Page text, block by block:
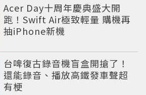
Acer Day十周年慶典盛大開
跑！Swift Air極致輕量 購機再
抽iPhone新機
台啤復古錄音機盲盒開搶了！
還能錄音、播放高鐵發車聲超
有梗